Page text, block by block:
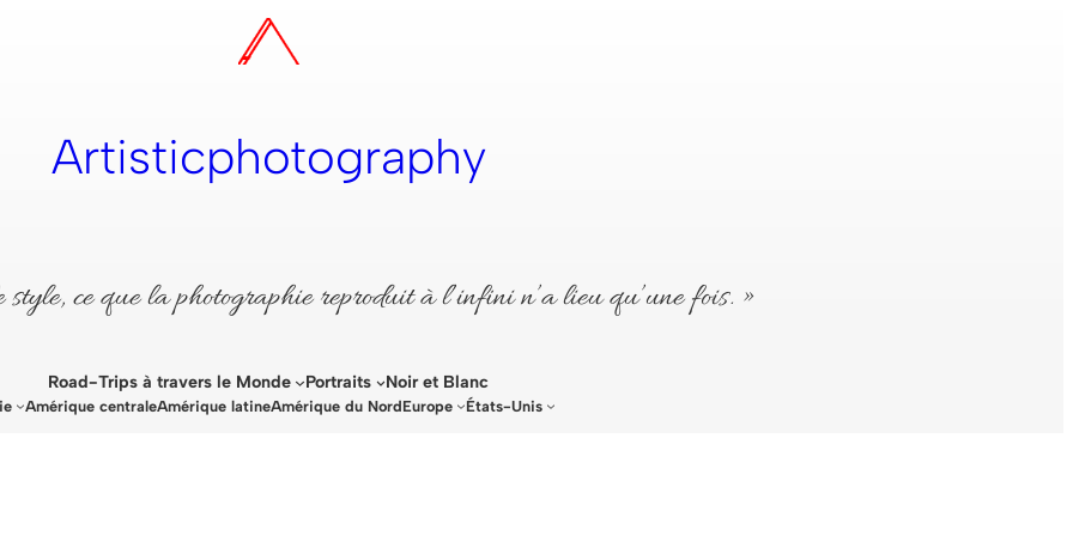
Artisticphotography
ce que la photographie reproduit à l’infini n’a lieu qu’une fois. »
Road-Trips à travers le Monde Portraits Noir et Blanc
Amérique centraleAmérique latineAmérique du NordEurope États-Unis